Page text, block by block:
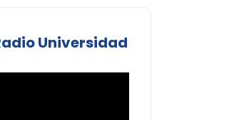
Universidad